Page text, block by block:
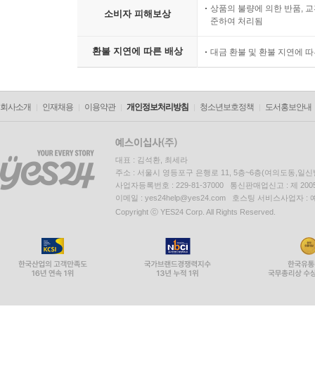
소비자 피해보상
상품의 불량에 의한 반품,
준하여 처리됨
환불 지연에 따른 배상 대금 환불 및 환불 지연에
회사소개 인재채용 이용약관 개인정보처리방침 청소년보호정책 도서홍보안내
대표 : 김석환, 최세라
주소 : 서울시 영등포구 은행로 11, 5층~6층(여의도동,일신
사업자등록번호 : 229-81-37000 통신판매업신고 : 제
이메일 : yes24help@yes24.com 호스팅 서비스사업자 :
Copyright ⓒ YES24 Corp. All Rights Reserved.